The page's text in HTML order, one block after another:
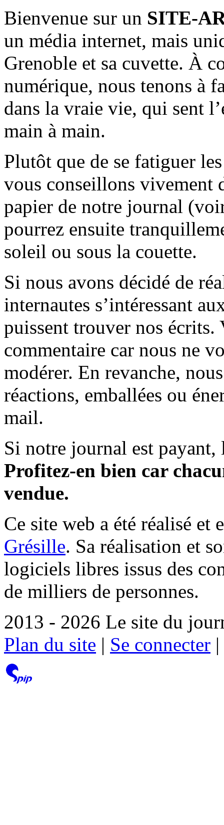
Bienvenue sur un SITE-
un média internet, mais
Grenoble et sa cuvette. À
numérique, nous tenons à
dans la vraie vie, qui sent
main à main.
Plutôt que de se fatiguer
vous conseillons vivement
papier de notre journal
pourrez ensuite
soleil ou sous la couette.
Si nous avons décidé de
internautes s’intéressant
puissent trouver nos écrits.
commentaire car nous ne
modérer. En revanche,
réactions, emballées ou
mail.
Si notre journal est payant,
Profitez-en bien car
vendue.
Ce site web a été réalisé et
Grésille. Sa réalisation et
logiciels libres issus des
de milliers de personnes.
2013 - 2026 Le site du
Plan du site | Se connecter |